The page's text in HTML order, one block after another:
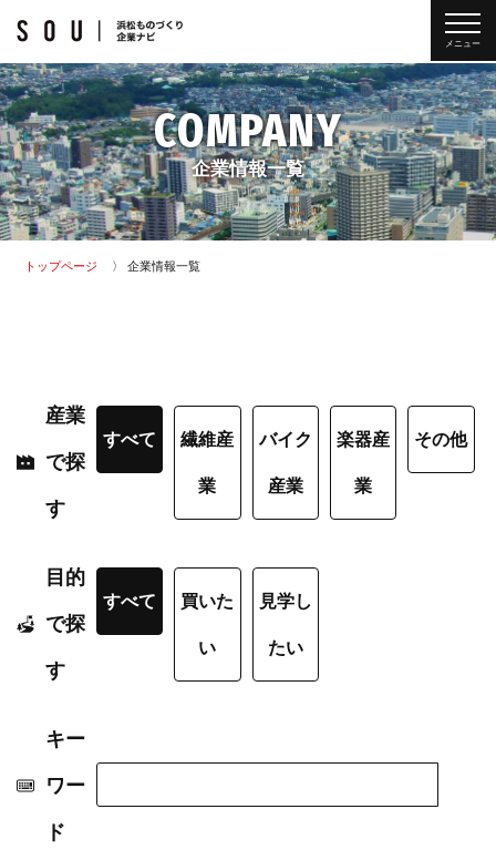
メニュー
COMPANY
企業情報一覧
トップページ 企業情報一覧
産業
で探
す
すべて 繊維産
業
バイク
産業
楽器産
業
その他
目的
で探
す
すべて 買いた
い
見学し
たい
キー
ワー
ド